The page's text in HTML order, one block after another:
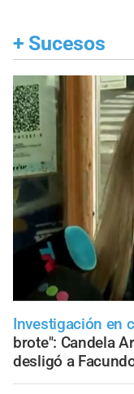
+ Sucesos
Investigación en
brote": Candela
desligó a